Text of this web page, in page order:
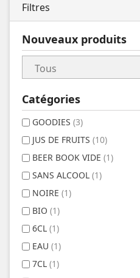
Filtres
Nouveaux produits
Catégories
GOODIES (3)
JUS DE FRUITS (10)
BEER BOOK VIDE (1)
SANS ALCOOL (1)
NOIRE (1)
BIO (1)
6CL (1)
EAU (1)
7CL (1)